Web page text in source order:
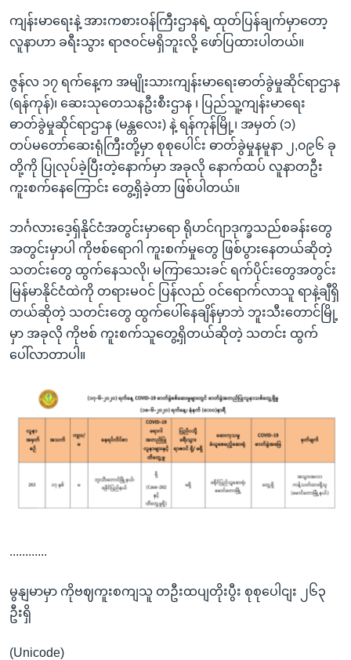
ကျန်းမာရေးနဲ့ အားကစားဝန်ကြီးဌာနရဲ့ ထုတ်ပြန်ချက်မှာတော့
လူနာဟာ ခရီးသွား ရာဇဝင်မရှိဘူးလို့ ဖော်ပြထားပါတယ်။
ဇွန်လ ၁၇ ရက်နေ့က အမျိုးသားကျန်းမာရေးဓာတ်ခွဲမှုဆိုင်ရာဌာန
(ရန်ကုန်)၊ ဆေးသုတေသနဦးစီးဌာန ၊ ပြည်သူ့ကျန်းမာရေး
ဓာတ်ခွဲမှုဆိုင်ရာဌာန (မန္တလေး) နဲ့ ရန်ကုန်မြို့၊ အမှတ် (၁)
တပ်မတော်ဆေးရုံကြီးတို့မှာ စုစုပေါင်း ဓာတ်ခွဲမှုနမူနာ ၂,၀၉၆ ခု
တို့ကို ပြုလုပ်ခဲ့ပြီးတဲ့နောက်မှာ အခုလို နောက်ထပ် လူနာတဦး
ကူးစက်နေကြောင်း တွေ့ရှိခဲ့တာ ဖြစ်ပါတယ်။
ဘင်္ဂလားဒေ့ရှ်နိုင်ငံအတွင်းမှာရော ရိုဟင်ဂျာဒုက္ခသည်စခန်းတွေ
အတွင်းမှာပါ ကိုဗစ်ရောဂါ ကူးစက်မှုတွေ ဖြစ်ပွားနေတယ်ဆိုတဲ့
သတင်းတွေ ထွက်နေသလို၊ မကြာသေးခင် ရက်ပိုင်းတွေအတွင်း
မြန်မာနိုင်ငံထဲကို တရားမဝင် ပြန်လည် ဝင်ရောက်လာသူ ရာနဲ့ချီရှိ
တယ်ဆိုတဲ့ သတင်းတွေ ထွက်ပေါ်နေချိန်မှာဘဲ ဘူးသီးတောင်မြို့
မှာ အခုလို ကိုဗစ် ကူးစက်သူတွေ့ရှိတယ်ဆိုတဲ့ သတင်း ထွက်
ပေါ်လာတာပါ။
............
မွနျမာမှာ ကိုဗဈကူးစကျသူ တဦးထပျတိုးပွီး စုစုပေါငျး ၂၆၃
ဦးရှိ
(Unicode)